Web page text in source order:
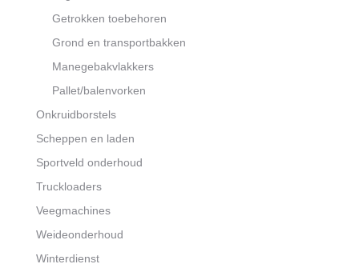
Getrokken toebehoren
Grond en transportbakken
Manegebakvlakkers
Pallet/balenvorken
Onkruidborstels
Scheppen en laden
Sportveld onderhoud
Truckloaders
Veegmachines
Weideonderhoud
Winterdienst